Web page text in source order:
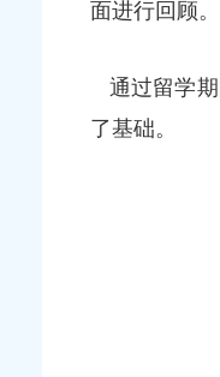
面进行回顾。
通过留学期
了基础。